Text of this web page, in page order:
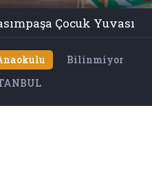
Çocuk Yuvası
Bilinmiyor